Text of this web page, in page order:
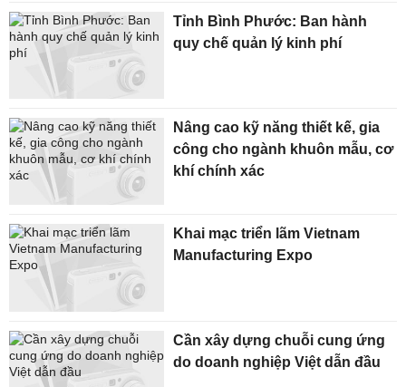
Tỉnh Bình Phước: Ban hành
quy chế quản lý kinh phí
Nâng cao kỹ năng thiết kế, gia
công cho ngành khuôn mẫu, cơ
khí chính xác
Khai mạc triển lãm Vietnam
Manufacturing Expo
Cần xây dựng chuỗi cung ứng
do doanh nghiệp Việt dẫn đầu